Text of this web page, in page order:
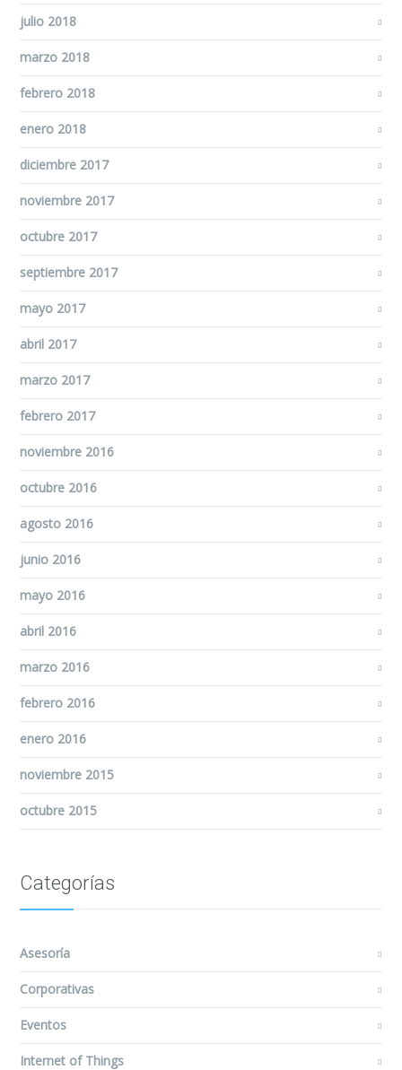
julio 2018
marzo 2018
febrero 2018
enero 2018
diciembre 2017
noviembre 2017
octubre 2017
septiembre 2017
mayo 2017
abril 2017
marzo 2017
febrero 2017
noviembre 2016
octubre 2016
agosto 2016
junio 2016
mayo 2016
abril 2016
marzo 2016
febrero 2016
enero 2016
noviembre 2015
octubre 2015
Categorías
Asesoría
Corporativas
Eventos
Internet of Things